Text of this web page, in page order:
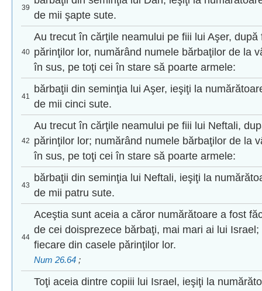
39
de mii şapte sute.
40
Au trecut în cărţile neamului pe fiii lui Aşer,
părinţilor lor, numărând numele bărbaţilor de la
în sus, pe toţi cei în stare să poarte armele:
41
bărbaţii din seminţia lui Aşer, ieşiţi la
de mii cinci sute.
42
Au trecut în cărţile neamului pe fiii lui Neftali,
părinţilor lor; numărând numele bărbaţilor de la
în sus, pe toţi cei în stare să poarte armele:
43
bărbaţii din seminţia lui Neftali, ieşiţi la
de mii patru sute.
44
Aceştia sunt aceia a căror numărătoare a fost
de cei doisprezece bărbaţi, mai mari ai lui
fiecare din casele părinţilor lor.
Num 26.64 ;
Toţi aceia dintre copiii lui Israel, ieşiţi la